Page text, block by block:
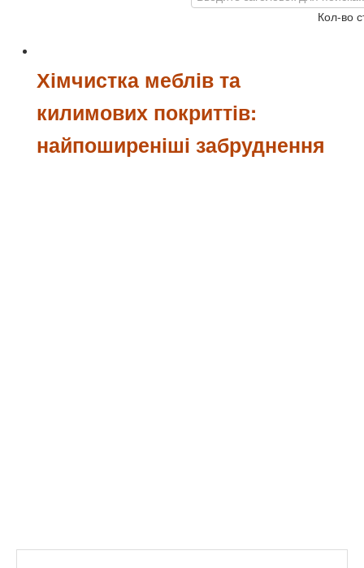
Кол-во
Хімчистка меблів та
килимових покриттів:
найпоширеніші забруднення